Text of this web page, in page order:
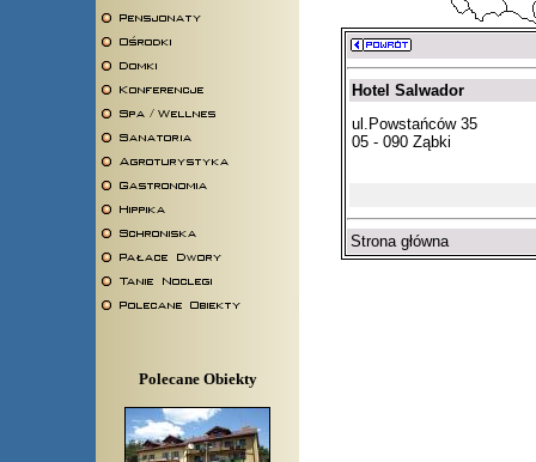
Polecane Obiekty
Hotel Salwador
ul.Powstańców 35
05 - 090 Ząbki
Strona główna